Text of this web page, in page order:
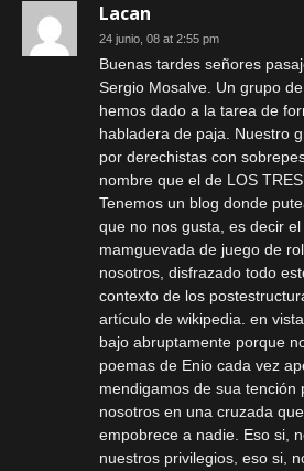
Lacan
24 junio, 08 at 2:55 pm
Buenas tardes señores
Sergio Mosalve. Un grupo
hemos dado a la tarea de
habladera de paja. Nuestro
por derechistas con
nombre que el de LOS
Tenemos un blog donde
que no nos gusta, es decir
mamguevada de juego de
nosotros, disfrazado todo
contexto de los
artículo de wikipedia. en
bajo abruptamente porque
poemas de Enio cada vez
mendigamos de sua tención
nosotros en una cruzada
empobrece a nadie. Eso si,
nuestros privilegios, eso si,